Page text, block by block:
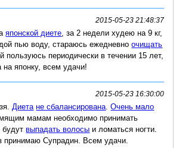
2015-05-23 21:48:37
японской диете , за 2 недели худею на 9 кг,
пью воду, стараюсь ежедневноочищать
пользуюсь периодически в течении 15 лет,
на японку, всем удачи!
2015-05-23 16:30:00
Диета не сбалансирована .Очень мало
мамам необходимо принимать
будутвыпадать волосы и ломаться ногти.
принимаю Супрадин. Всем удачи.